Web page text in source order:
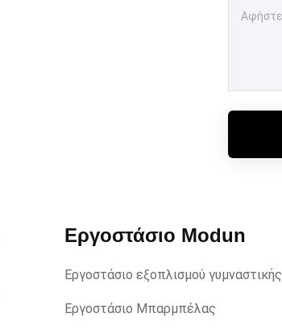
Εργοστάσιο Modun
Εργοστάσιο εξοπλισμού γυμναστικής
Εργοστάσιο Μπαρμπέλας